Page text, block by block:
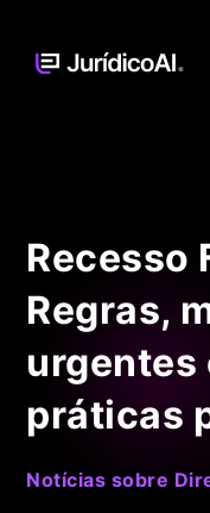
Recesso
Regras,
urgentes
práticas
Notícias sobre